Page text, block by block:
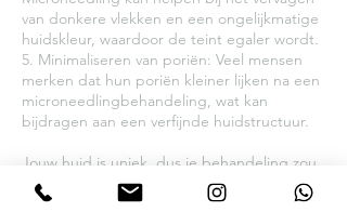
van donkere vlekken en een ongelijkmatige
huidskleur, waardoor de teint egaler wordt.
5. Minimaliseren van poriën: Veel mensen
merken dat hun poriën kleiner lijken na een
microneedlingbehandeling, wat kan
bijdragen aan een verfijnde huidstructuur.
Jouw huid is uniek, dus je behandeling zou
dat ook moeten zijn. Ik pas de glow
microneedling facial aan op jouw specifieke